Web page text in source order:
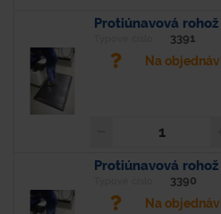
Protiúnavová
3391
Na
Protiúnavová
3390
Na